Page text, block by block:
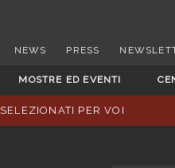
NEWS PRESS
MOSTRE ED EVENTI
SELEZIONATI PER VOI